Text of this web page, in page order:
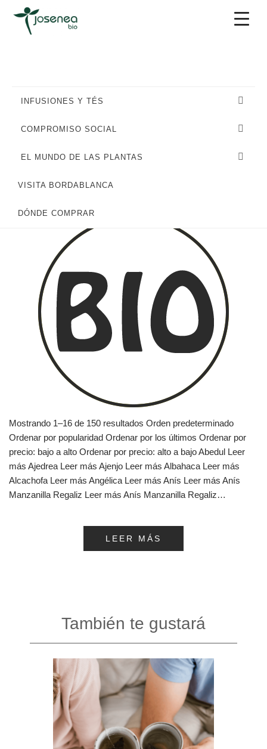
contenido
INFUSIONES Y TÉS
COMPROMISO SOCIAL
EL MUNDO DE LAS PLANTAS
VISITA BORDABLANCA
DÓNDE COMPRAR
Mostrando 1–16 de 150 resultados Orden predeterminado
Ordenar por popularidad Ordenar por los últimos Ordenar por
precio: bajo a alto Ordenar por precio: alto a bajo Abedul Leer
más Ajedrea Leer más Ajenjo Leer más Albahaca Leer más
Alcachofa Leer más Angélica Leer más Anís Leer más Anís
Manzanilla Regaliz Leer más Anís Manzanilla Regaliz…
LEER MÁS
También te gustará